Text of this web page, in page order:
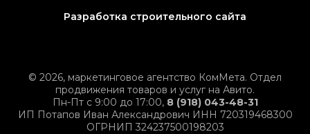
Разработка строительного сайта
© 2026, маркетинговое агентство КомМета. Отдел
продвижения товаров и услуг на Авито.
Пн-Пт с 9:00 до 17:00, 8 (918) 043-48-31
ИП Потапов Иван Александрович ИНН 720319468300
ОГРНИП 324237500198203